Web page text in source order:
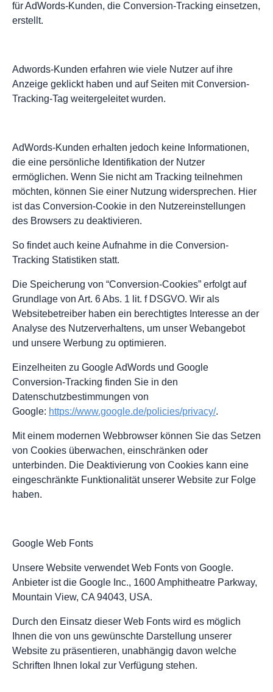
für AdWords-Kunden, die Conversion-Tracking einsetzen,
erstellt.
Adwords-Kunden erfahren wie viele Nutzer auf ihre
Anzeige geklickt haben und auf Seiten mit Conversion-
Tracking-Tag weitergeleitet wurden.
AdWords-Kunden erhalten jedoch keine Informationen,
die eine persönliche Identifikation der Nutzer
ermöglichen. Wenn Sie nicht am Tracking teilnehmen
möchten, können Sie einer Nutzung widersprechen. Hier
ist das Conversion-Cookie in den Nutzereinstellungen
des Browsers zu deaktivieren.
So findet auch keine Aufnahme in die Conversion-
Tracking Statistiken statt.
Die Speicherung von “Conversion-Cookies” erfolgt auf
Grundlage von Art. 6 Abs. 1 lit. f DSGVO. Wir als
Websitebetreiber haben ein berechtigtes Interesse an der
Analyse des Nutzerverhaltens, um unser Webangebot
und unsere Werbung zu optimieren.
Einzelheiten zu Google AdWords und Google
Conversion-Tracking finden Sie in den
Datenschutzbestimmungen von
Google: https://www.google.de/policies/privacy/.
Mit einem modernen Webbrowser können Sie das Setzen
von Cookies überwachen, einschränken oder
unterbinden. Die Deaktivierung von Cookies kann eine
eingeschränkte Funktionalität unserer Website zur Folge
haben.
Google Web Fonts
Unsere Website verwendet Web Fonts von Google.
Anbieter ist die Google Inc., 1600 Amphitheatre Parkway,
Mountain View, CA 94043, USA.
Durch den Einsatz dieser Web Fonts wird es möglich
Ihnen die von uns gewünschte Darstellung unserer
Website zu präsentieren, unabhängig davon welche
Schriften Ihnen lokal zur Verfügung stehen.